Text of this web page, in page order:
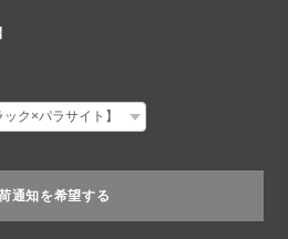
通知を希望する